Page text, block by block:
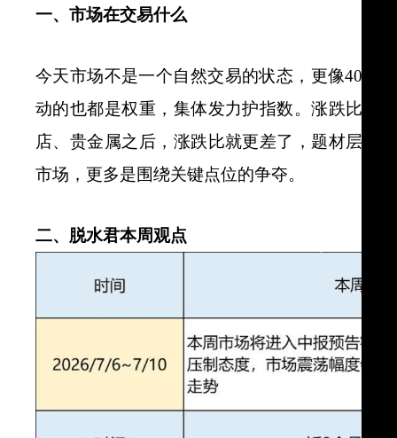
一、市场在交易什么
今天市场不是一个自然交易的状态，更像4000
动的也都是权重，集体发力护指数。涨跌比依
店、贵金属之后，涨跌比就更差了，题材层面
市场，更多是围绕关键点位的争夺。
二、脱水君本周观点